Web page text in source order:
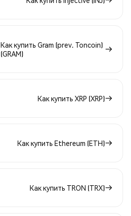
Как купить Gram (prev. Toncoin)
(GRAM)
Как купить XRP (XRP)
Как купить Ethereum (ETH)
Как купить TRON (TRX)